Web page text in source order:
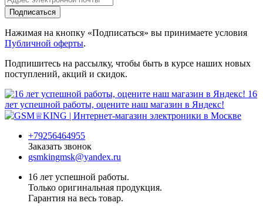
Подписаться
Нажимая на кнопку «Подписаться» вы принимаете условия
Публичной оферты.
Подпишитесь на рассылку, чтобы быть в курсе наших новых
поступлений, акций и скидок.
16
лет успешной работы, оцените наш магазин в Яндекс!
+79256464955
Заказать звонок
gsmkingmsk@yandex.ru
16 лет успешной работы.
Только оригинальная продукция.
Гарантия на весь товар.